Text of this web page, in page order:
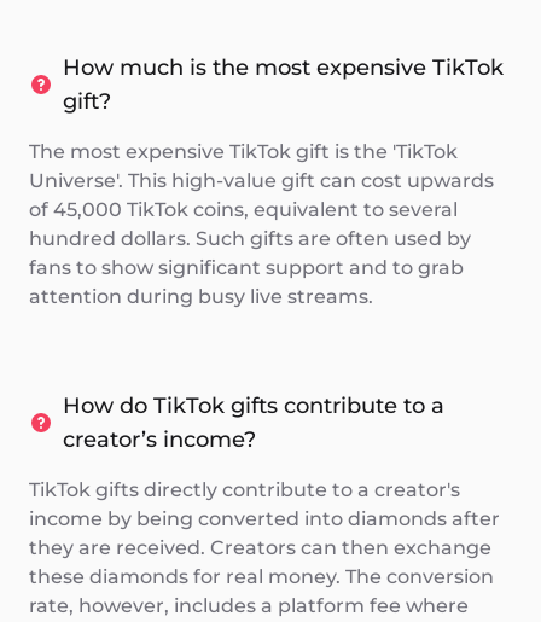
How much is the most expensive TikTok
gift?
The most expensive TikTok gift is the 'TikTok
Universe'. This high-value gift can cost upwards
of 45,000 TikTok coins, equivalent to several
hundred dollars. Such gifts are often used by
fans to show significant support and to grab
attention during busy live streams.
How do TikTok gifts contribute to a
creator’s income?
TikTok gifts directly contribute to a creator's
income by being converted into diamonds after
they are received. Creators can then exchange
these diamonds for real money. The conversion
rate, however, includes a platform fee where